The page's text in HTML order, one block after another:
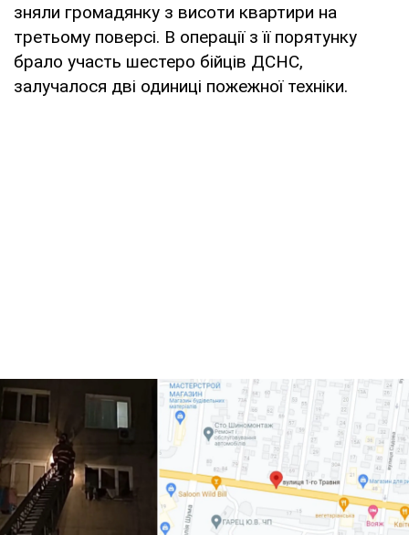
зняли громадянку з висоти квартири на
третьому поверсі. В операції з її порятунку
брало участь шестеро бійців ДСНС,
залучалося дві одиниці пожежної техніки.